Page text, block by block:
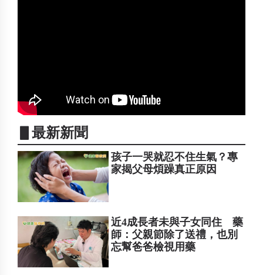
▋最新新聞
孩子一哭就忍不住生氣？專
家揭父母煩躁真正原因
近4成長者未與子女同住 藥
師：父親節除了送禮，也別
忘幫爸爸檢視用藥